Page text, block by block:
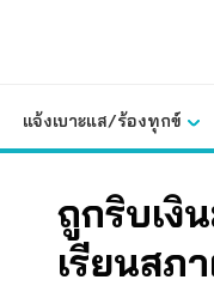
แจ้งเบาะแส/ร้องทุกข์
ถูกริบเงิ
เรียนสภ